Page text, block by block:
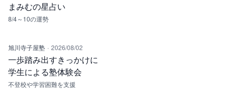
まみむの星占い
8/4～10の運勢
旭川寺子屋塾 · 2026/08/02
一歩踏み出すきっかけに
学生による塾体験会
不登校や学習困難を支援